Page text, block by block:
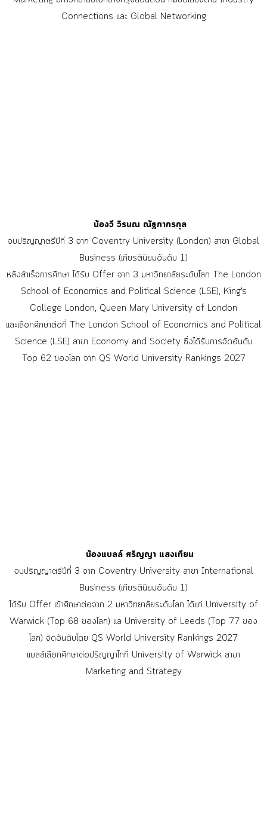
Connections และ Global Networking
น้องวี วิรนณ ณัฐภากรกุล
จบปริญญาตรีปีที่ 3 จาก Coventry University (London) สาขา Global
Business (เกียรตินิยมอันดับ 1)
หลังสำเร็จการศึกษา ได้รับ Offer จาก 3 มหาวิทยาลัยระดับโลก The London
School of Economics and Political Science (LSE), King’s
College London, Queen Mary University of London
และเลือกศึกษาต่อที่ The London School of Economics and Political
Science (LSE) สาขา Economy and Society ซึ่งได้รับการจัดอันดับ
Top 62 ของโลก จาก QS World University Rankings 2027
น้องแบลล์ ศริญญา แสงเทียน
จบปริญญาตรีปีที่ 3 จาก Coventry University สาขา International
Business (เกียรตินิยมอันดับ 1)
ได้รับ Offer เข้าศึกษาต่อจาก 2 มหาวิทยาลัยระดับโลก ได้แก่ University of
Warwick (Top 68 ของโลก) แล University of Leeds (Top 77 ของ
โลก) จัดอันดับโดย QS World University Rankings 2027
แบลล์เลือกศึกษาต่อปริญญาโทที่ University of Warwick สาขา
Marketing and Strategy